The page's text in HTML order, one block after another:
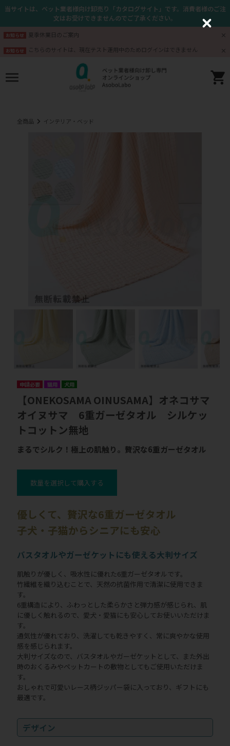
当サイトは、ペット業者様向け卸売り「カタログサイト」です。消費者様のご注
文はお受けできませんのでご了承ください。
お知らせ 夏季休業日のご案内
お知らせ こちらのサイトは、現在テスト運用中のためログインはできません
全商品 インテリア・ベッド
申請必要 猫用 犬用
【ONEKOSAMA OINUSAMA】オネコサマ
オイヌサマ 6重ガーゼタオル シルケッ
トコットン無地
まるでシルク！極上の肌触り。贅沢な6重ガーゼタオル
数量を選択して購入する
優しくて、贅沢な6重ガーゼタオル
子犬・子猫からシニアにも安心
バスタオルやガーゼケットにも使える大判サイズ
肌触りが優しく、吸水性に優れた6重ガーゼタオルです。
竹繊維を織り込むことで、天然の抗菌作用で清潔に使用できま
す。
6重構造により、ふわっとした柔らかさと弾力感が感じられ、肌
に優しく触れるので、愛犬・愛猫にも安心してお使いいただけま
す。
通気性が優れており、洗濯しても乾きやすく、常に爽やかな使用
感を感じられます。
大判サイズなので、バスタオルやガーゼケットとして、また外出
時のおくるみやペットカートの敷物としてもご使用いただけま
す。
おしゃれで可愛いレース柄ジッパー袋に入っており、ギフトにも
最適です。
デザイン
C